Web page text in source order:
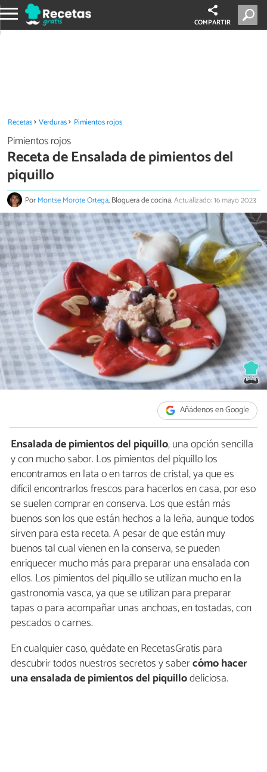
COMPARTIR
Recetas Verduras Pimientos rojos
Pimientos rojos
Receta de Ensalada de pimientos del
piquillo
PorMontse Morote Ortega, Bloguera de cocina.Actualizado: 16 mayo 2023
Añádenos en Google
Ensalada de pimientos del piquillo, una opción sencilla
y con mucho sabor. Los pimientos del piquillo los
encontramos en lata o en tarros de cristal, ya que es
difícil encontrarlos frescos para hacerlos en casa, por eso
se suelen comprar en conserva. Los que están más
buenos son los que están hechos a la leña, aunque todos
sirven para esta receta. A pesar de que están muy
buenos tal cual vienen en la conserva, se pueden
enriquecer mucho más para preparar una ensalada con
ellos. Los pimientos del piquillo se utilizan mucho en la
gastronomía vasca, ya que se utilizan para preparar
tapas o para acompañar unas anchoas, en tostadas, con
pescados o carnes.
En cualquier caso, quédate en RecetasGratis para
descubrir todos nuestros secretos y sabercómo hacer
una ensalada de pimientos del piquillodeliciosa.